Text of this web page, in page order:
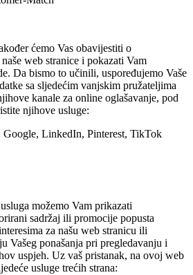
ćemo Vas obavijestiti o
web stranice i pokazati Vam
Da bismo to učinili, uspoređujemo Vaše
sa sljedećim vanjskim pružateljima
kanale za online oglašavanje, pod
njihove usluge:
LinkedIn, Pinterest, TikTok
možemo Vam prikazati
sadržaj ili promocije popusta
za našu web stranicu ili
Vašeg ponašanja pri pregledavanju i
uspjeh. Uz vaš pristanak, na ovoj web
usluge trećih strana: